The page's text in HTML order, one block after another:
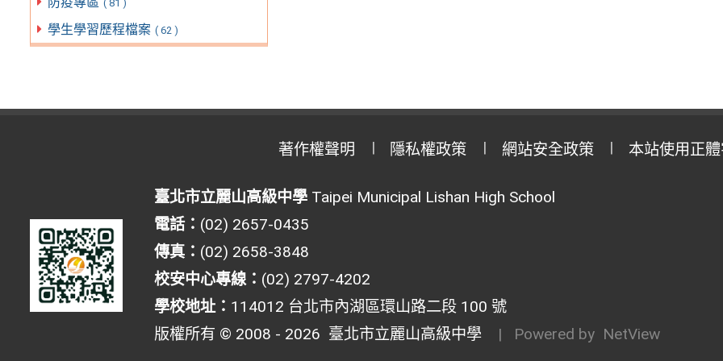
( 81 )
學生學習歷程檔案 ( 62 )
著作權聲明 隱私權政策 網站安全政策 本站使用正
臺北市立麗山高級中學Taipei Municipal Lishan High School
電話： (02) 2657-0435
傳真： (02) 2658-3848
校安中心專線： (02) 2797-4202
學校地址： 114012 台北市內湖區環山路二段 100 號
版權所有 © 2008 - 2026 臺北市立麗山高級中學 | Powered by NetView